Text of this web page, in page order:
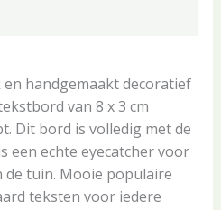
handgemaakt decoratief
van 8 x 3 cm
Dit bord is volledig met de
een echte eyecatcher voor
tuin. Mooie populaire
teksten voor iedere